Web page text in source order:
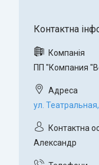
ПП "Компания
ул.
Александр